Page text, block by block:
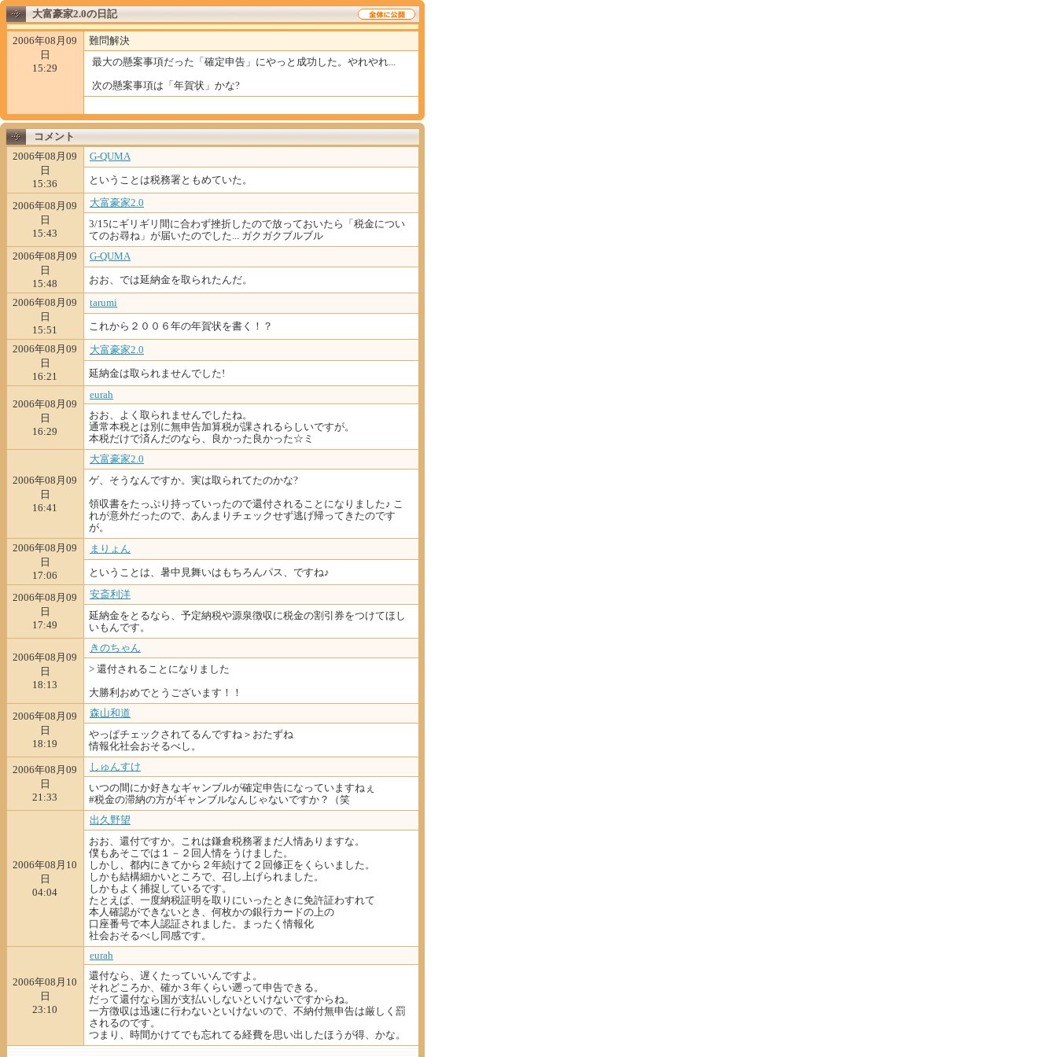
大富豪家2.0の日記
2006年08月09
日
15:29
難問解決
最大の懸案事項だった「確定申告」にやっと成功した。やれやれ...
次の懸案事項は「年賀状」かな?
コメント
2006年08月09
日
15:36
G-QUMA
ということは税務署ともめていた。
2006年08月09
日
15:43
大富豪家2.0
3/15にギリギリ間に合わず挫折したので放っておいたら「税金につい
てのお尋ね」が届いたのでした... ガクガクブルブル
2006年08月09
日
15:48
G-QUMA
おお、では延納金を取られたんだ。
2006年08月09
日
15:51
tarumi
これから２００６年の年賀状を書く！？
2006年08月09
日
16:21
大富豪家2.0
延納金は取られませんでした!
2006年08月09
日
16:29
eurah
おお、よく取られませんでしたね。
通常本税とは別に無申告加算税が課されるらしいですが。
本税だけで済んだのなら、良かった良かった☆ミ
2006年08月09
日
16:41
大富豪家2.0
ゲ、そうなんですか。実は取られてたのかな?
領収書をたっぷり持っていったので還付されることになりました♪ こ
れが意外だったので、あんまりチェックせず逃げ帰ってきたのです
が。
2006年08月09
日
17:06
まりょん
ということは、暑中見舞いはもちろんパス、ですね♪
2006年08月09
日
17:49
安斎利洋
延納金をとるなら、予定納税や源泉徴収に税金の割引券をつけてほし
いもんです。
2006年08月09
日
18:13
きのちゃん
> 還付されることになりました
大勝利おめでとうございます！！
2006年08月09
日
18:19
森山和道
やっぱチェックされてるんですね＞おたずね
情報化社会おそるべし。
2006年08月09
日
21:33
しゅんすけ
いつの間にか好きなギャンブルが確定申告になっていますねぇ
#税金の滞納の方がギャンブルなんじゃないですか？（笑
2006年08月10
日
04:04
出久野望
おお、還付ですか。これは鎌倉税務署まだ人情ありますな。
僕もあそこでは１－２回人情をうけました。
しかし、都内にきてから２年続けて２回修正をくらいました。
しかも結構細かいところで、召し上げられました。
しかもよく捕捉しているです。
たとえば、一度納税証明を取りにいったときに免許証わすれて
本人確認ができないとき、何枚かの銀行カードの上の
口座番号で本人認証されました。まったく情報化
社会おそるべし同感です。
2006年08月10
日
23:10
eurah
還付なら、遅くたっていいんですよ。
それどころか、確か３年くらい遡って申告できる。
だって還付なら国が支払いしないといけないですからね。
一方徴収は迅速に行わないといけないので、不納付無申告は厳しく罰
されるのです。
つまり、時間かけてでも忘れてる経費を思い出したほうが得、かな。